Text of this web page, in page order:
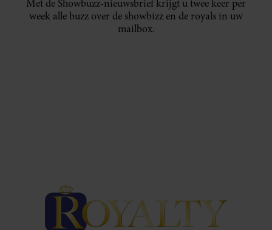
Met de Showbuzz-nieuwsbrief krijgt u twee keer per
week alle buzz over de showbizz en de royals in uw
mailbox.